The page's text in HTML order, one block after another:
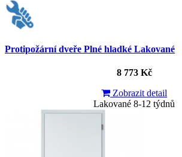
Protipožární dveře Plné hladké Lakované
8 773 Kč
Zobrazit detail
Lakované 8-12 týdnů